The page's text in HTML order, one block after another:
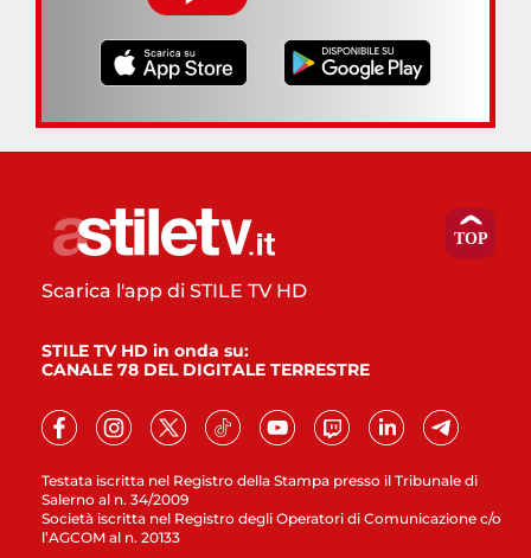
Testata iscritta nel Registro della Stampa presso il Tribunale di
Salerno al n. 34/2009
Società iscritta nel Registro degli Operatori di Comunicazione c/o
l’AGCOM al n. 20133
Scarica l'app di STILE TV HD
STILE TV HD in onda su:
CANALE 78 DEL DIGITALE TERRESTRE